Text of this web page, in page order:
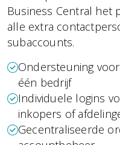
Business Central het
alle extra
subaccounts.
Ondersteuning
één bedrijf
Individuele logins
inkopers of
Gecentraliseerde